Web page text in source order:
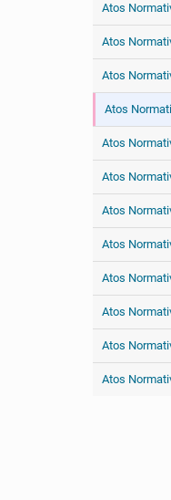
Atos
Atos
Atos
Atos
Atos
Atos
Atos
Atos
Atos
Atos
Atos
Atos